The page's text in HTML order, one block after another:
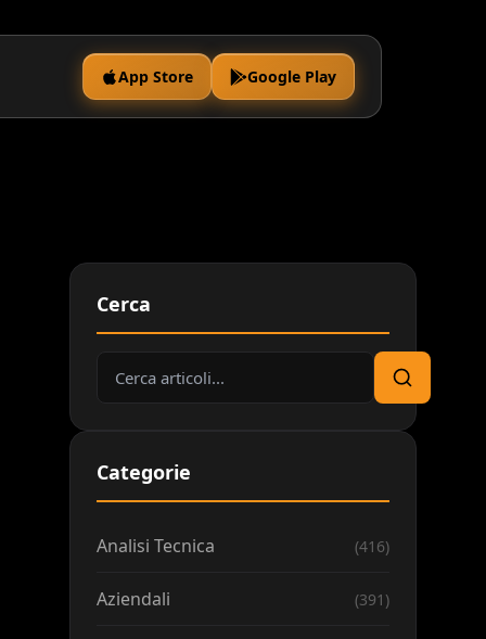
App Store Google Play
Cerca
Cerca:
Cerca
Categorie
Analisi Tecnica (416)
Aziendali (391)